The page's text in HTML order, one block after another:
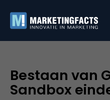
Bestaan van
Sandbox